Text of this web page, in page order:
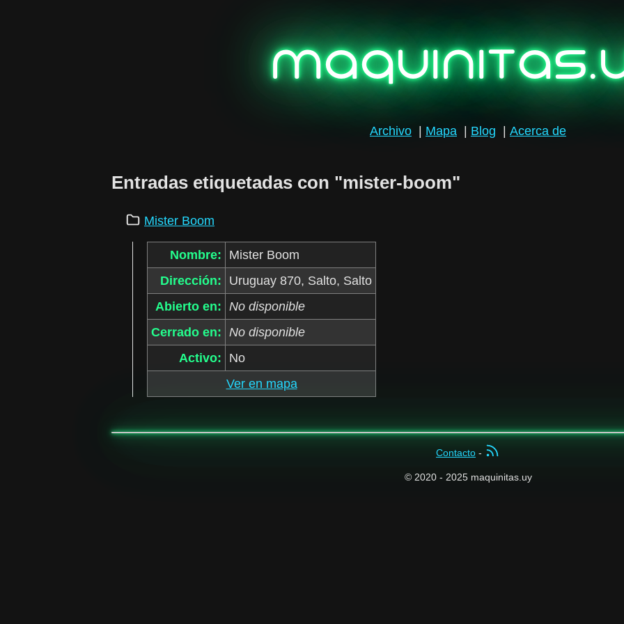
Archivo Mapa Blog Acerca de
Entradas etiquetadas con "mister-boom"
Mister Boom
Nombre:
Mister Boom
Dirección:
Uruguay 870, Salto, Salto
Abierto en: No disponible
Cerrado en: No disponible
Activo:
No
Ver en mapa
Contacto -
© 2020 - 2025 maquinitas.uy